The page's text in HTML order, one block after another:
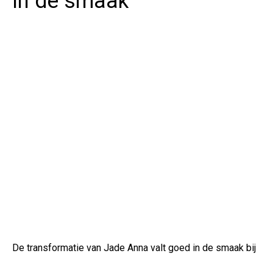
De transformatie van Jade Anna valt goed in de smaak bij